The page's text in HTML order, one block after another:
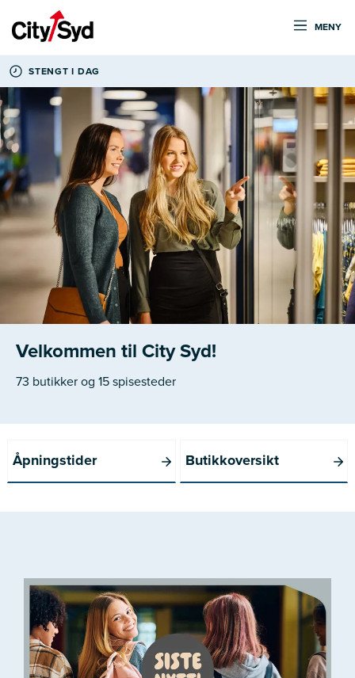
MENY
STENGT I DAG
Velkommen til City Syd!
73 butikker og 15 spisesteder
Åpningstider Butikkoversikt